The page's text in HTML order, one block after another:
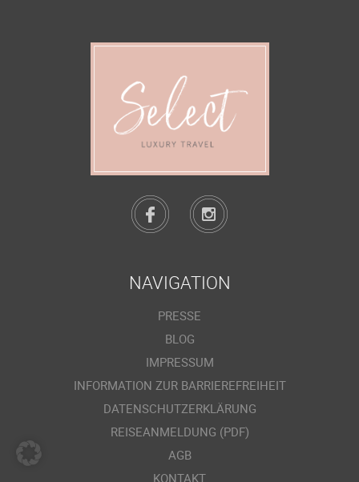
NAVIGATION
PRESSE
BLOG
IMPRESSUM
INFORMATION ZUR BARRIEREFREIHEIT
DATENSCHUTZERKLÄRUNG
REISEANMELDUNG (PDF)
AGB
KONTAKT